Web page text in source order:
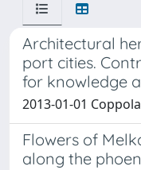
Architectural
port cities.
for knowledge
2013-01-01
Flowers of
along the